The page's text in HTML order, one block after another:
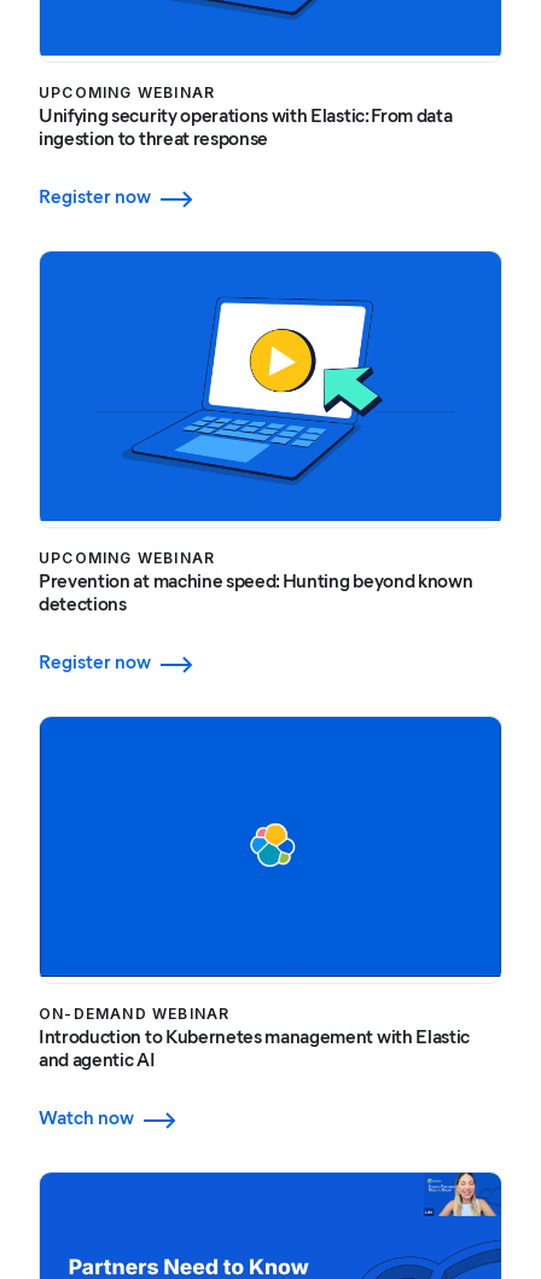
UPCOMING WEBINAR
Unifying security operations with Elastic: From data
ingestion to threat response
Register now
UPCOMING WEBINAR
Prevention at machine speed: Hunting beyond known
detections
Register now
ON-DEMAND WEBINAR
Introduction to Kubernetes management with Elastic
and agentic AI
Watch now